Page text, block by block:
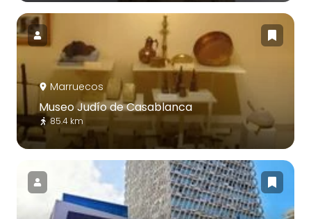
Marruecos
Museo Judío de Casablanca
85.4 km